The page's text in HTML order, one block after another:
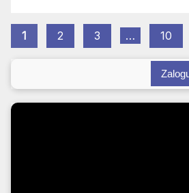
Stronicowanie
wpisów
1 2 3 … 10